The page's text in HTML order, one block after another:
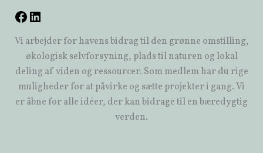
Vi arbejder for havens bidrag til den grønne omstilling,
økologisk selvforsyning, plads til naturen og lokal
deling af viden og ressourcer. Som medlem har du rige
muligheder for at påvirke og sætte projekter i gang. Vi
er åbne for alle idéer, der kan bidrage til en bæredygtig
verden.